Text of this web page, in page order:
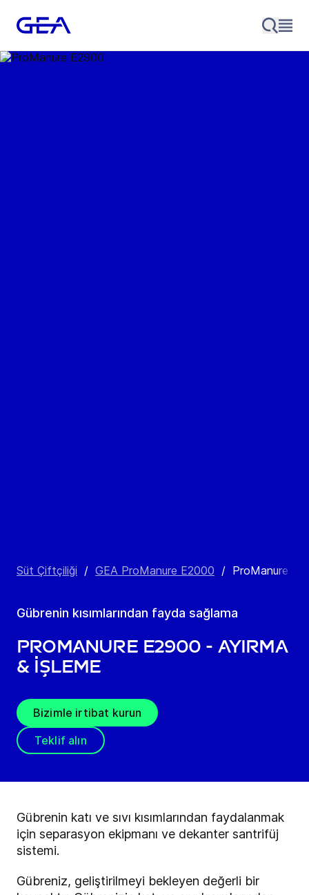
Süt Çiftçiliği / GEA ProManure E2000 / ProManure
Gübrenin kısımlarından fayda sağlama
ProManure E2900 - Ayırma
& İşleme
Bizimle irtibat kurun
Teklif alın
Gübrenin katı ve sıvı kısımlarından faydalanmak
için separasyon ekipmanı ve dekanter santrifüj
sistemi.
Gübreniz, geliştirilmeyi bekleyen değerli bir